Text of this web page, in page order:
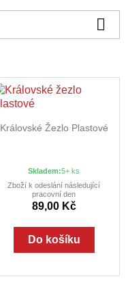

Královské Žezlo Plastové
Skladem:5+ ks
Zboží k odeslání následující
pracovní den
89,00 Kč
Do košíku